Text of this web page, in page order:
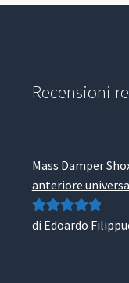
Recensioni
Mass Damper
anteriore
Valutato5su
di Edoardo